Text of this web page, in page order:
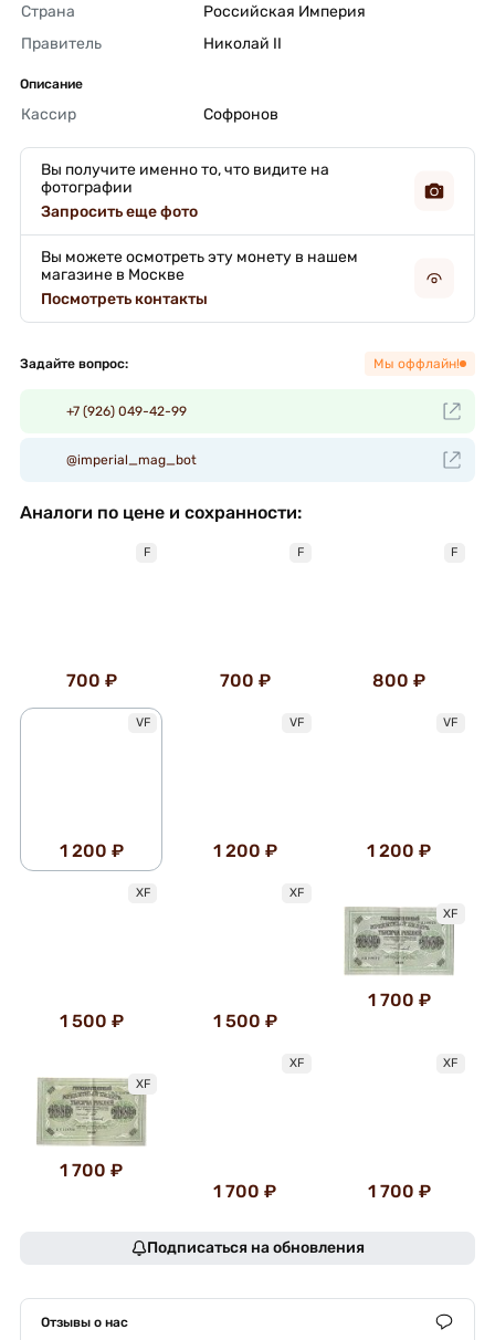
Страна
Российская Империя
Правитель
Николай II
Описание
Кассир Софронов
Вы получите именно то, что видите на
фотографии
Запросить еще фото
Вы можете осмотреть эту монету в нашем
магазине в Москве
Посмотреть контакты
Задайте вопрос: Мы оффлайн!
+7 (926) 049-42-99
@imperial_mag_bot
Аналоги по цене и сохранности:
F
700 ₽
F
700 ₽
F
800 ₽
VF
1 200 ₽
VF
1 200 ₽
VF
1 200 ₽
XF
1 500 ₽
XF
1 500 ₽
XF
1 700 ₽
XF
1 700 ₽
XF
1 700 ₽
XF
1 700 ₽
Подписаться на обновления
Отзывы о нас